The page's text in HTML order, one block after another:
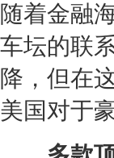
随着金融
车坛的联
降，但在
美国对于